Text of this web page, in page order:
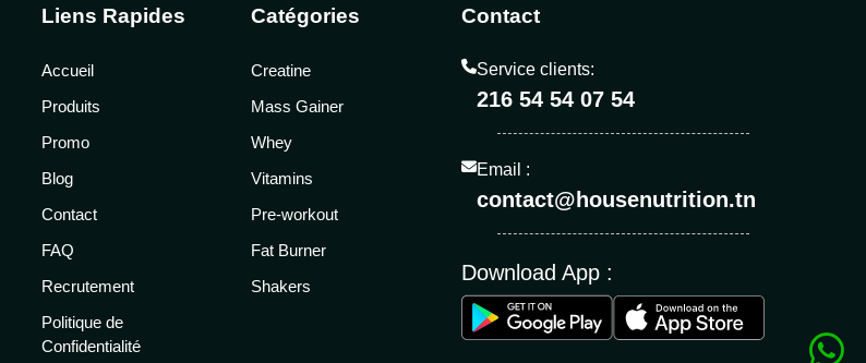
Liens Rapides
Accueil
Produits
Promo
Blog
Contact
FAQ
Recrutement
Politique de
Confidentialité
Catégories
Creatine
Mass Gainer
Whey
Vitamins
Pre-workout
Fat Burner
Shakers
Contact
Service clients:
216 54 54 07 54
Email :
contact@housenutrition.tn
Download App :